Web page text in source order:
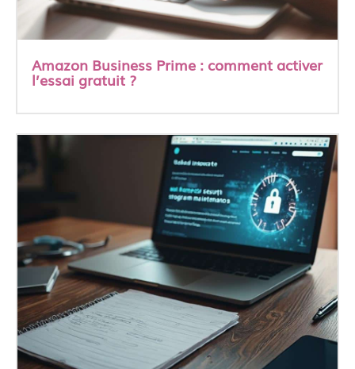
Amazon Business Prime : comment activer
l’essai gratuit ?